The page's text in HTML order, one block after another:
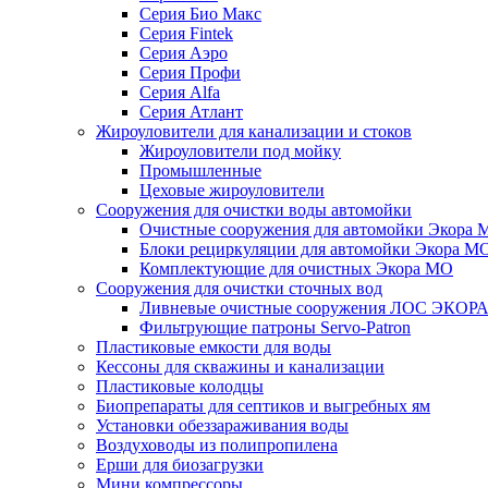
Серия Био Макс
Серия Fintek
Серия Аэро
Серия Профи
Серия Alfa
Серия Атлант
Жироуловители для канализации и стоков
Жироуловители под мойку
Промышленные
Цеховые жироуловители
Сооружения для очистки воды автомойки
Очистные сооружения для автомойки Экора
Блоки рециркуляции для автомойки Экора
Комплектующие для очистных Экора МО
Сооружения для очистки сточных вод
Ливневые очистные сооружения ЛОС ЭКОРА
Фильтрующие патроны Servo-Patron
Пластиковые емкости для воды
Кессоны для скважины и канализации
Пластиковые колодцы
Биопрепараты для септиков и выгребных ям
Установки обеззараживания воды
Воздуховоды из полипропилена
Ерши для биозагрузки
Мини компрессоры